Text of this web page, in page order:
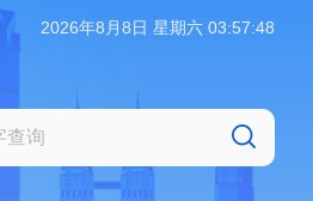
2026年8月8日 星期六 03:57:49